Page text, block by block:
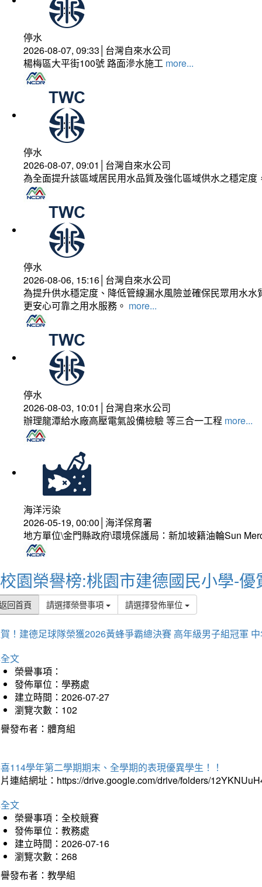
停水
2026-08-07, 09:33│台灣自來水公司
楊梅區大平街100號 路面滲水施工 more...
停水
2026-08-07, 09:01│台灣自來水公司
為全面提升該區域居民用水品質及強化區域供水之穩定
停水
2026-08-06, 15:16│台灣自來水公司
為提升供水穩定度、降低管線漏水風險並確保民眾用水
更安心可靠之用水服務。 more...
停水
2026-08-03, 10:01│台灣自來水公司
辦理龍潭給水廠高壓電氣設備檢驗 等三合一工程 more...
海洋污染
2026-05-19, 00:00│海洋保育署
地方單位\金門縣政府\環境保護局：新加坡籍油輪Sun
校園榮譽榜:桃園市建德國民小學-優
回首頁 請選擇榮譽事項 請選擇發佈單位
！建德足球隊榮獲2026黃蜂爭霸總決賽 高年級男子組冠軍
文
榮譽事項：
發佈單位：學務處
建立時間：2026-07-27
瀏覽次數：102
發布者：體育組
114學年第二學期期末、全學期的表現優異學生！！
連結網址：https://drive.google.com/drive/folders/
文
榮譽事項：全校競賽
發佈單位：教務處
建立時間：2026-07-16
瀏覽次數：268
發布者：教學組